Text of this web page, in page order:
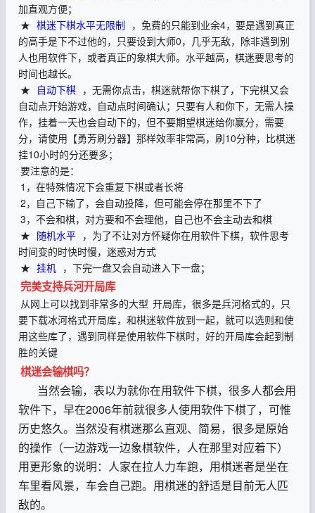
加直观方便；
★ 棋迷下棋水平无限制 ，免费的只能到业余4，要是遇到真正
的高手是下不过他的，只要设到大师0，几乎无敌，除非遇到别
人也用软件下，或者真正的象棋大师。水平越高，棋迷要思考的
时间也越长。
★ 自动下棋 ，无需你点击，棋迷就帮你下棋了，下完棋又会
自动点开始游戏，自动点时间确认；只要有人和你下，无需人操
作，挂着一天也会自动下的，但不要期望棋迷给你赢分，需要
分，请使用【勇芳刷分器】那样效率非常高，刷10分种，比棋迷
挂10小时的分还要多；
要注意的是：
1，在特殊情况下会重复下棋或者长将
2，自己下输了，会自动投降，但可能会停在那里不下了
3，不会和棋，对方要和不会理他，自己也不会主动去和棋
★ 随机水平 ，为了不让对方怀疑你在用软件下棋，软件思考
时间变的时快时慢，迷惑对方式
★ 挂机 ，下完一盘又会自动进入下一盘；
完美支持兵河开局库
从网上可以找到非常多的大型 开局库，很多是兵河格式的，只
要下载冰河格式开局库，和棋迷软件放到一起，就可以选则和使
用这些库了，遇到同样是使用软件下棋时，好的开局库会起到制
胜的关键
棋迷会输棋吗？
当然会输，表以为就你在用软件下棋，很多人都会用
软件下，早在2006年前就很多人使用软件下棋了，可惟
历史悠久。当然没有棋迷那么直观、简易，很多是原始
的操作（一边游戏一边象棋软件，人在那里对应着下）
用更形象的说明：人家在拉人力车跑，用棋迷者是坐在
车里看风景，车会自己跑。用棋迷的舒适是目前无人匹
敌的。